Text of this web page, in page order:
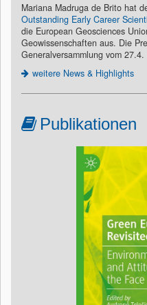
Mariana Madruga de Brito hat
Outstanding Early Career
die European Geosciences
Geowissenschaften aus. Die
Generalversammlung vom
weitere News & Highlights
Publikationen